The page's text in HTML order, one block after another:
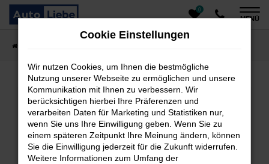
Zum
Hauptinhalt
0
MENÜ
Fehler: Network Error
Beim Laden ist ein Fehler aufgetreten.
Hier sind ein paar Tipps, die dir helfen können:
Überprüfe deine Firewall und deine
Cookie Einstellungen
Wir nutzen Cookies, um Ihnen die bestmögliche
Nutzung unserer Webseite zu ermöglichen und unsere
Kommunikation mit Ihnen zu verbessern. Wir
berücksichtigen hierbei Ihre Präferenzen und
verarbeiten Daten für Marketing und Statistiken nur,
wenn Sie uns Ihre Einwilligung geben. Wenn Sie zu
einem späteren Zeitpunkt Ihre Meinung ändern, können
Sie die Einwilligung jederzeit für die Zukunft widerrufen.
Weitere Informationen zum Umfang der